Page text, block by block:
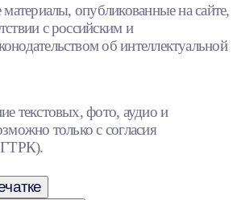
опубликованные на сайте,
с российским и
об интеллектуальной
текстовых, фото, аудио и
только с согласия